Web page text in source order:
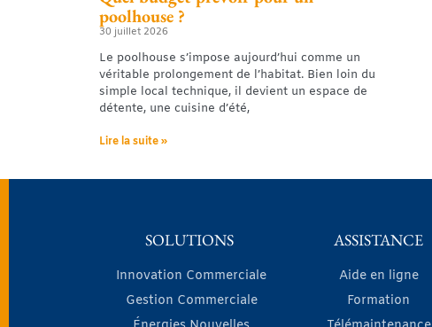
poolhouse ?
30 juillet 2026
Le poolhouse s’impose aujourd’hui comme un
véritable prolongement de l’habitat. Bien loin du
simple local technique, il devient un espace de
détente, une cuisine d’été,
Lire la suite »
SOLUTIONS
Innovation Commerciale
Gestion Commerciale
ASSISTANCE
Aide en ligne
Formation